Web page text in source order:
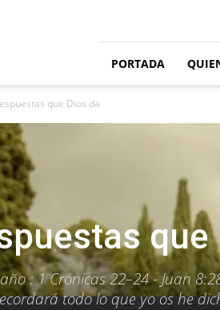
PORTADA
que Dios da
que
: 1 Crónicas 22–24 - Juan
todo lo que yo os he